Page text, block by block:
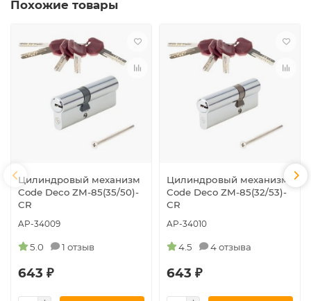
Похожие товары
Цилиндровый механизм
Code Deco ZM-85(35/50)-
CR
AP-34009
5.0 1 отзыв
643 ₽
Цилиндровый механизм
Code Deco ZM-85(32/53)-
CR
AP-34010
4.5 4 отзыва
643 ₽